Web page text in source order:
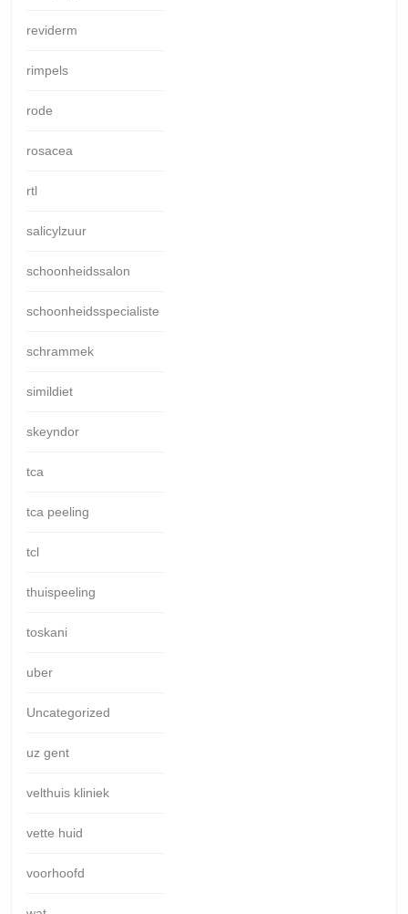
reviderm
rimpels
rode
rosacea
rtl
salicylzuur
schoonheidssalon
schoonheidsspecialiste
schrammek
simildiet
skeyndor
tca
tca peeling
tcl
thuispeeling
toskani
uber
Uncategorized
uz gent
velthuis kliniek
vette huid
voorhoofd